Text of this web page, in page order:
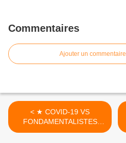
Commentaires
Ajouter un commentaire
< ★ COVID-19 VS
FONDAMENTALISTES
PROTESTANTS